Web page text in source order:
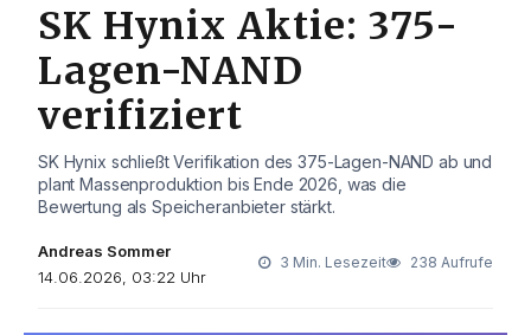
SK Hynix Aktie: 375-
Lagen-NAND
verifiziert
SK Hynix schließt Verifikation des 375-Lagen-NAND ab und
plant Massenproduktion bis Ende 2026, was die
Bewertung als Speicheranbieter stärkt.
Andreas Sommer
14.06.2026, 03:22 Uhr
3 Min. Lesezeit 238 Aufrufe